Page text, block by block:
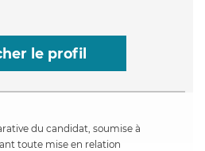
le profil
du candidat, soumise à
toute mise en relation